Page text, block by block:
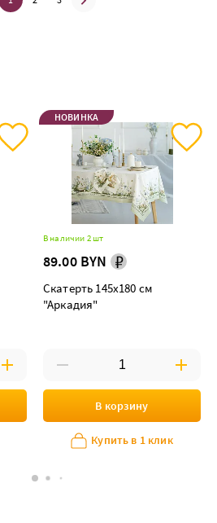
НОВИНКА
В наличии 2 шт
89.00 BYN
Скатерть 145х180 см
"Аркадия"
В корзину
Купить в 1 клик